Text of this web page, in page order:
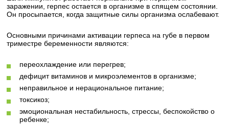
заражении, герпес остается в организме в спящем состоянии.
Он просыпается, когда защитные силы организма ослабевают.
Основными причинами активации герпеса на губе в первом
триместре беременности являются:
переохлаждение или перегрев;
дефицит витаминов и микроэлементов в организме;
неправильное и нерациональное питание;
токсикоз;
эмоциональная нестабильность, стрессы, беспокойство о
ребенке;